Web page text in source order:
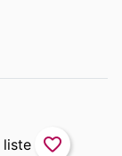
favorite_border